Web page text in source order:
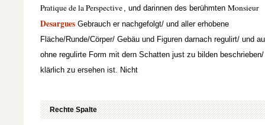
Pratique de la Perspective , und darinnen des berühmten Monsieur
Desargues Gebrauch er nachgefolgt/ und aller erhobene
Fläche/Runde/Cörper/ Gebäu und Figuren darnach regulirt/ und
ohne regulirte Form mit dern Schatten just zu bilden
klärlich zu ersehen ist. Nicht
Rechte Spalte